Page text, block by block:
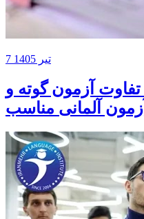
7 تیر 1405
تفاوت آزمون گوته و ÖSD + راهنمای انتخاب
آزمون آلمانی مناسب